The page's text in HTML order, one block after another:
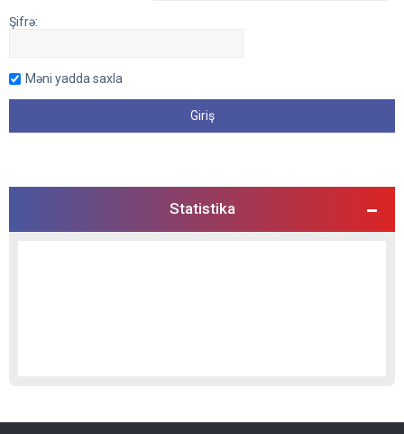
Şifrə:
Məni yadda saxla
Statistika